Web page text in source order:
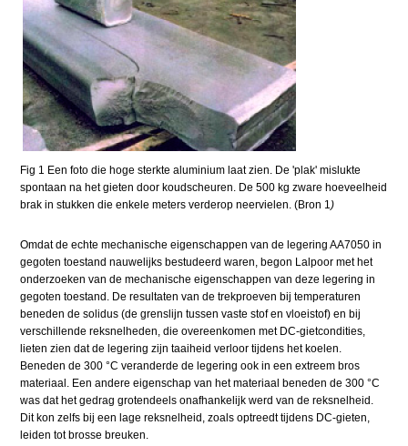
Fig 1 Een foto die hoge sterkte aluminium laat zien. De 'plak' mislukte
spontaan na het gieten door koudscheuren. De 500 kg zware hoeveelheid
brak in stukken die enkele meters verderop neervielen. (Bron 1)
Omdat de echte mechanische eigenschappen van de legering AA7050 in
gegoten toestand nauwelijks bestudeerd waren, begon Lalpoor met het
onderzoeken van de mechanische eigenschappen van deze legering in
gegoten toestand. De resultaten van de trekproeven bij temperaturen
beneden de solidus (de grenslijn tussen vaste stof en vloeistof) en bij
verschillende reksnelheden, die overeenkomen met DC-gietcondities,
lieten zien dat de legering zijn taaiheid verloor tijdens het koelen.
Beneden de 300 °C veranderde de legering ook in een extreem bros
materiaal. Een andere eigenschap van het materiaal beneden de 300 °C
was dat het gedrag grotendeels onafhankelijk werd van de reksnelheid.
Dit kon zelfs bij een lage reksnelheid, zoals optreedt tijdens DC-gieten,
leiden tot brosse breuken.